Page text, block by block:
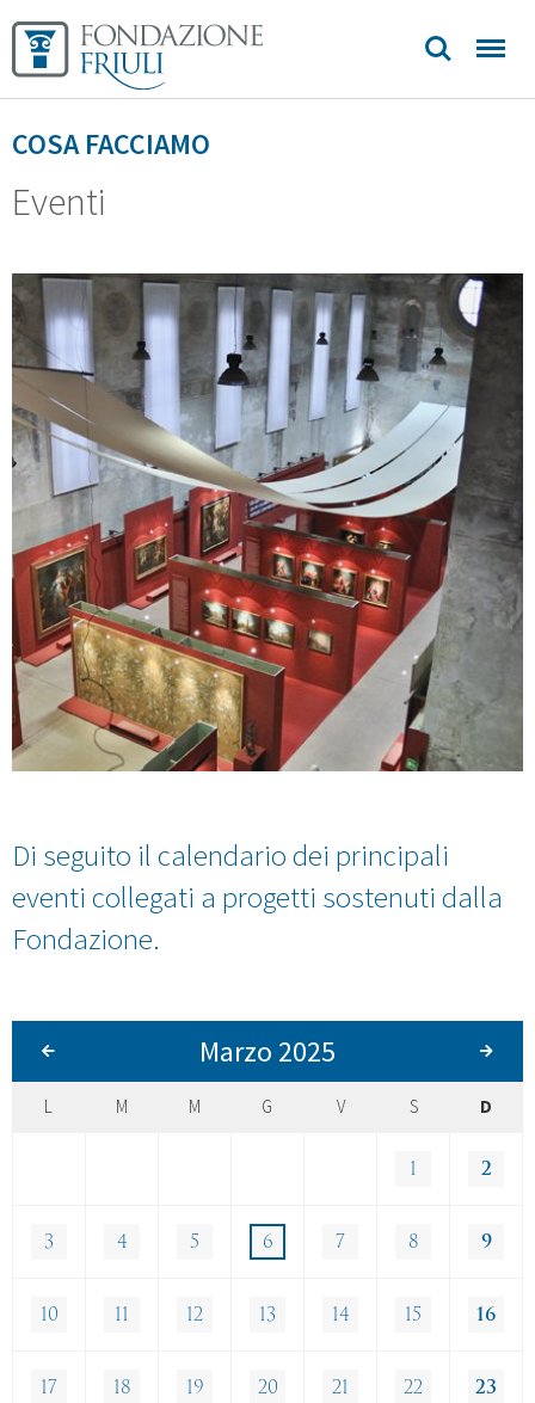
COSA FACCIAMO
Eventi
Di seguito il calendario dei principali
eventi collegati a progetti sostenuti dalla
Fondazione.
Marzo 2025
L M M G V S D
1 2
3 4 5 6 7 8 9
10 11 12 13 14 15 16
17 18 19 20 21 22 23